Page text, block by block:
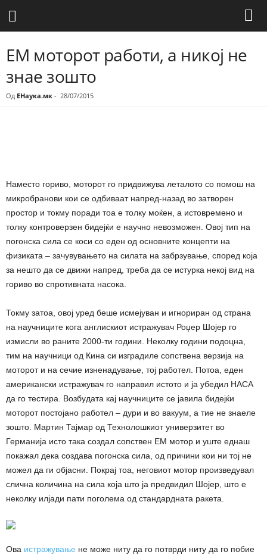
ЕМ моторот работи, а никој не
знае зошто
Од ЕНаука.мк - 28/07/2015
Наместо гориво, моторот го придвижува леталото со помош на
микробранови кои се одбиваат напред-назад во затворен
простор и токму поради тоа е толку моќен, а истовремено и
толку контроверзен бидејќи е научно невозможен. Овој тип на
погонска сила се коси со еден од основните концепти на
физиката – зачувувањето на силата на забрзување, според која
за нешто да се движи напред, треба да се истурка некој вид на
гориво во спротивната насока.
Токму затоа, овој уред беше исмејуван и игнориран од страна
на научниците кога англискиот истражувач Роџер Шојер го
измисли во раните 2000-ти години. Неколку години подоцна,
тим на научници од Кина си изградиле сопствена верзија на
моторот и на сечие изненадување, тој работел. Потоа, еден
американски истражувач го направил истото и ја убедил НАСА
да го тестира. Возбудата кај научниците се јавила бидејќи
моторот постојано работел – дури и во вакуум, а тие не знаеле
зошто. Мартин Тајмар од Технолошкиот универзитет во
Германија исто така создал сопствен ЕМ мотор и уште еднаш
покажал дека создава погонска сила, од причини кои ни тој не
можел да ги објасни. Покрај тоа, неговиот мотор произведувал
слична количина на сила која што ја предвидил Шојер, што е
неколку илјади пати поголема од стандардната ракета.
Ова истражување не може ниту да го потврди ниту да го побие